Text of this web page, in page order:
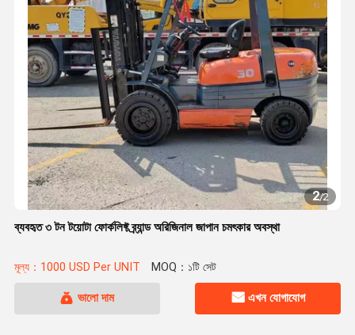
2/2
ব্যবহৃত ৩ টন টয়োটা ফোর্কলিফ্ট ব্র্যান্ড অরিজিনাল জাপান চমৎকার অবস্থা
মূল্য：1000 USD Per UNIT MOQ：১টি সেট
ভালো দাম এখন যোগাযোগ